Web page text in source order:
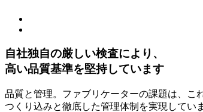
自社独自の厳しい検査により、
高い品質基準を堅持しています
品質と管理。ファブリケーターの課題は、こ
つくり込みと徹底した管理体制を実現してい